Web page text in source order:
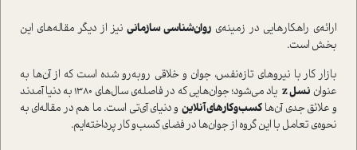
ارائه‌ي راهکارهايي در زمينه‌ي روان‌شناسي سازماني نيز از ديگر مقاله‌هاي اين
بخش است.
بازار کار با نيروهاي تازه‌نفس، جوان و خلاقي روبه‌رو شده است که از آن‌ها به
عنوان نسلz
ياد مي‌شود؛ جوان‌هايي که در فاصله‌ي سال‌هاي 1380 به دنيا آمدند
و علائق جدي آن‌هاکسب‌وکارهاي آنلاين و دنياي آي‌تي است. ما هم در مقاله‌اي به
نحوه‌ي تعامل با اين گروه از جوان‌ها در فضاي کسب‌و کار پرداخته‌ايم.